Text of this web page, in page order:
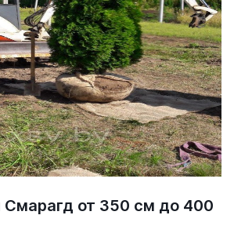
Смарагд от 350 см до 400